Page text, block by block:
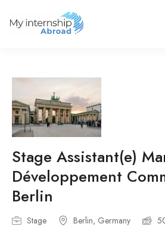
Stage Assistant(e)
Développement
Berlin
Stage Berlin, Germany